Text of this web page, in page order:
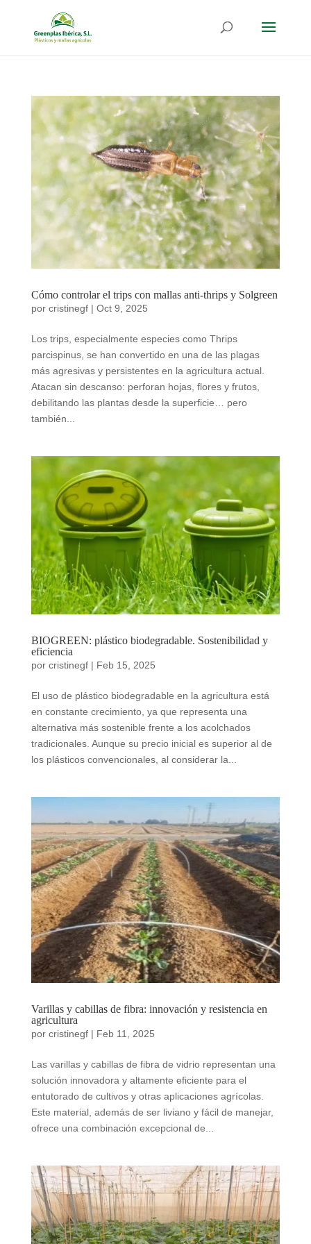
Cómo controlar el trips con mallas anti-thrips y Solgreen
por cristinegf| Oct 9, 2025
Los trips, especialmente especies como Thrips
parcispinus, se han convertido en una de las plagas
más agresivas y persistentes en la agricultura actual.
Atacan sin descanso: perforan hojas, flores y frutos,
debilitando las plantas desde la superficie… pero
también...
BIOGREEN: plástico biodegradable. Sostenibilidad y
eficiencia
por cristinegf| Feb 15, 2025
El uso de plástico biodegradable en la agricultura está
en constante crecimiento, ya que representa una
alternativa más sostenible frente a los acolchados
tradicionales. Aunque su precio inicial es superior al de
los plásticos convencionales, al considerar la...
Varillas y cabillas de fibra: innovación y resistencia en
agricultura
por cristinegf| Feb 11, 2025
Las varillas y cabillas de fibra de vidrio representan una
solución innovadora y altamente eficiente para el
entutorado de cultivos y otras aplicaciones agrícolas.
Este material, además de ser liviano y fácil de manejar,
ofrece una combinación excepcional de...